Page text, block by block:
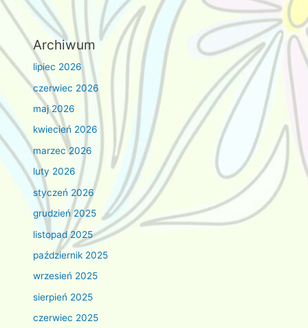
Archiwum
lipiec 2026
czerwiec 2026
maj 2026
kwiecień 2026
marzec 2026
luty 2026
styczeń 2026
grudzień 2025
listopad 2025
październik 2025
wrzesień 2025
sierpień 2025
czerwiec 2025